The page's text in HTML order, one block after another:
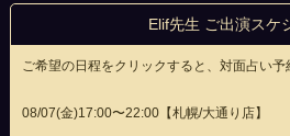
Elif先生 ご出演スケ
ご希望の日程をクリックすると、対面占い予
08/07(金)17:00〜22:00【札幌/大通り店】